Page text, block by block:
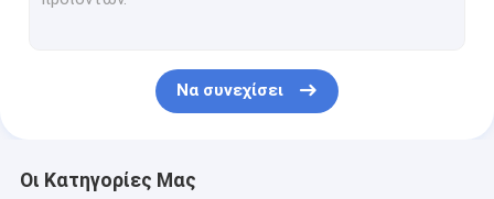
Να συνεχίσει
Οι Κατηγορίες Μας